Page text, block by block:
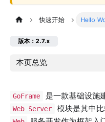
快速开始 Hello
版本：2.7.x
本页总览
GoFrame 是一款基础设施
Web Server 模块是其中